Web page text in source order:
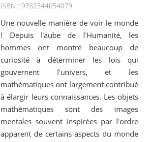
ISBN : 9782344054079
Une nouvelle manière de voir le monde
! Depuis l'aube de l'Humanité, les
hommes ont montré beaucoup de
curiosité à déterminer les lois qui
gouvernent l'univers, et les
mathématiques ont largement contribué
à élargir leurs connaissances. Les objets
mathématiques sont des images
mentales souvent inspirées par l'ordre
apparent de certains aspects du monde